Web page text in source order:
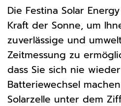
Die Festina Solar
Kraft der Sonne, um
zuverlässige und
Zeitmessung zu
dass Sie sich nie
Batteriewechsel
Solarzelle unter dem